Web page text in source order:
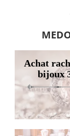
Achat
bijoux